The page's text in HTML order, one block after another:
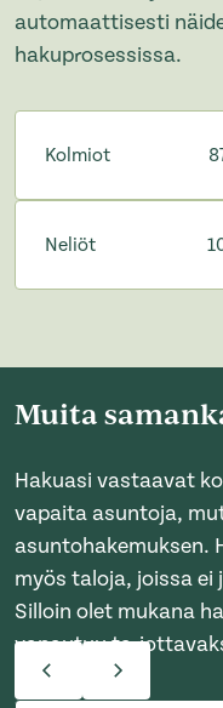
automaattisesti
hakuprosessissa.
Kolmiot
Neliöt
Muita
Hakuasi vastaavat
vapaita asuntoja,
asuntohakemuksen.
myös taloja, joissa
Silloin olet mukana
vapautuu